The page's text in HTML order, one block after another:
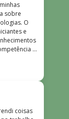
sobre
O
e
e
todos
em
coisas